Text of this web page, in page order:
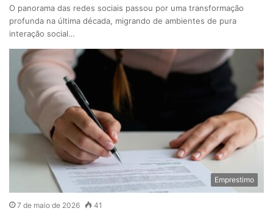
O panorama das redes sociais passou por uma transformação
profunda na última década, migrando de ambientes de pura
interação social…
Emprestimo
7 de maio de 2026 41